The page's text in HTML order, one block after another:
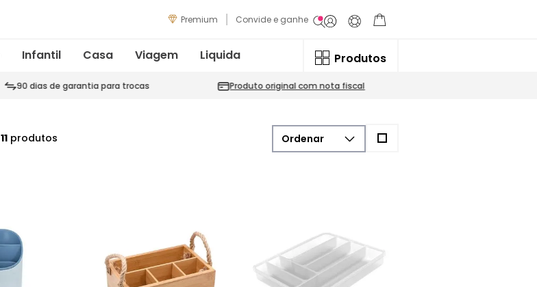
Premium Convide e ganhe
Infantil Casa Viagem Liquida Produtos
90 dias de garantia para trocas Produto original com nota fiscal
11 produtos